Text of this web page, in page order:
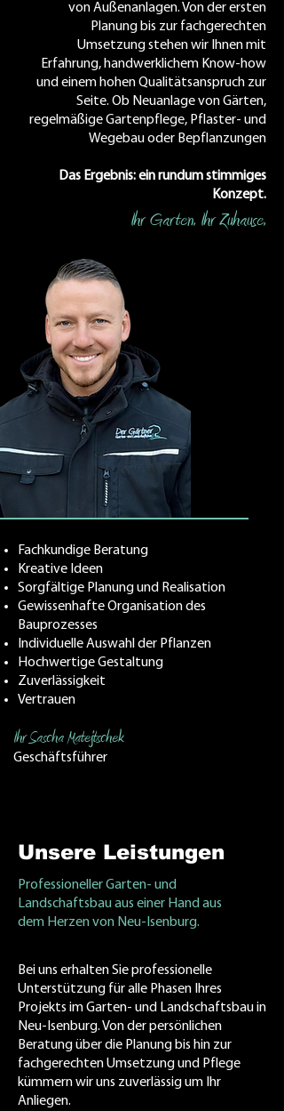
von Außenanlagen. Von der ersten
Planung bis zur fachgerechten
Umsetzung stehen wir Ihnen mit
Erfahrung, handwerklichem Know-how
und einem hohen Qualitätsanspruch zur
Seite. Ob Neuanlage von Gärten,
regelmäßige Gartenpflege, Pflaster- und
Wegebau oder Bepflanzungen
Das Ergebnis: ein rundum stimmiges
Konzept.
Ihr Garten. Ihr Zuhause.
Fachkundige Beratung
Kreative Ideen
Sorgfältige Planung und Realisation
Gewissenhafte Organisation des
Bauprozesses
Individuelle Auswahl der Pflanzen
Hochwertige Gestaltung
Zuverlässigkeit
Vertrauen
Ihr Sascha Matejtschek
Geschäftsführer
Unsere Leistungen
Professioneller Garten- und
Landschaftsbau aus einer Hand aus
dem Herzen von Neu-Isenburg.
Bei uns erhalten Sie professionelle
Unterstützung für alle Phasen Ihres
Projekts im Garten- und Landschaftsbau in
Neu-Isenburg. Von der persönlichen
Beratung über die Planung bis hin zur
fachgerechten Umsetzung und Pflege
kümmern wir uns zuverlässig um Ihr
Anliegen.